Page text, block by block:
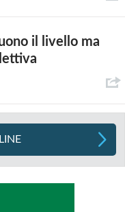
il livello ma